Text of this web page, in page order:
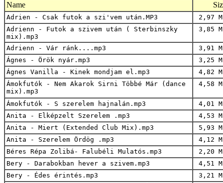
Name
Adrien - Csak futok a szi'vem után.MP3
2,97
Adrienn - Futok a szivem után ( Sterbinszky
mix).mp3
3,85
Adrienn - Vár ránk....mp3
3,91
Ágnes - Örök nyár.mp3
3,25
Ágnes Vanilla - Kinek mondjam el.mp3
4,82
Ámokfutók - Nem Akarok Sirni Többé Már (dance
mix).mp3
4,58
Ámokfutók - S szerelem hajnalán.mp3
4,01
Anita - Elképzelt Szerelem .mp3
4,53
Anita - Miert (Extended Club Mix).mp3
5,93
Anita - Szerelem Ördög .mp3
4,12
Béres Répa Zolibá- Falubéli Mulatós.mp3
2,20
Bery - Darabokban hever a szivem.mp3
4,51
Bery - Édes érintés.mp3
3,21